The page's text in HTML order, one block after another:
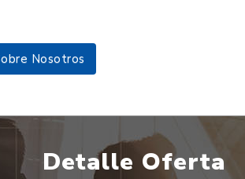
Nosotros
Detalle Oferta